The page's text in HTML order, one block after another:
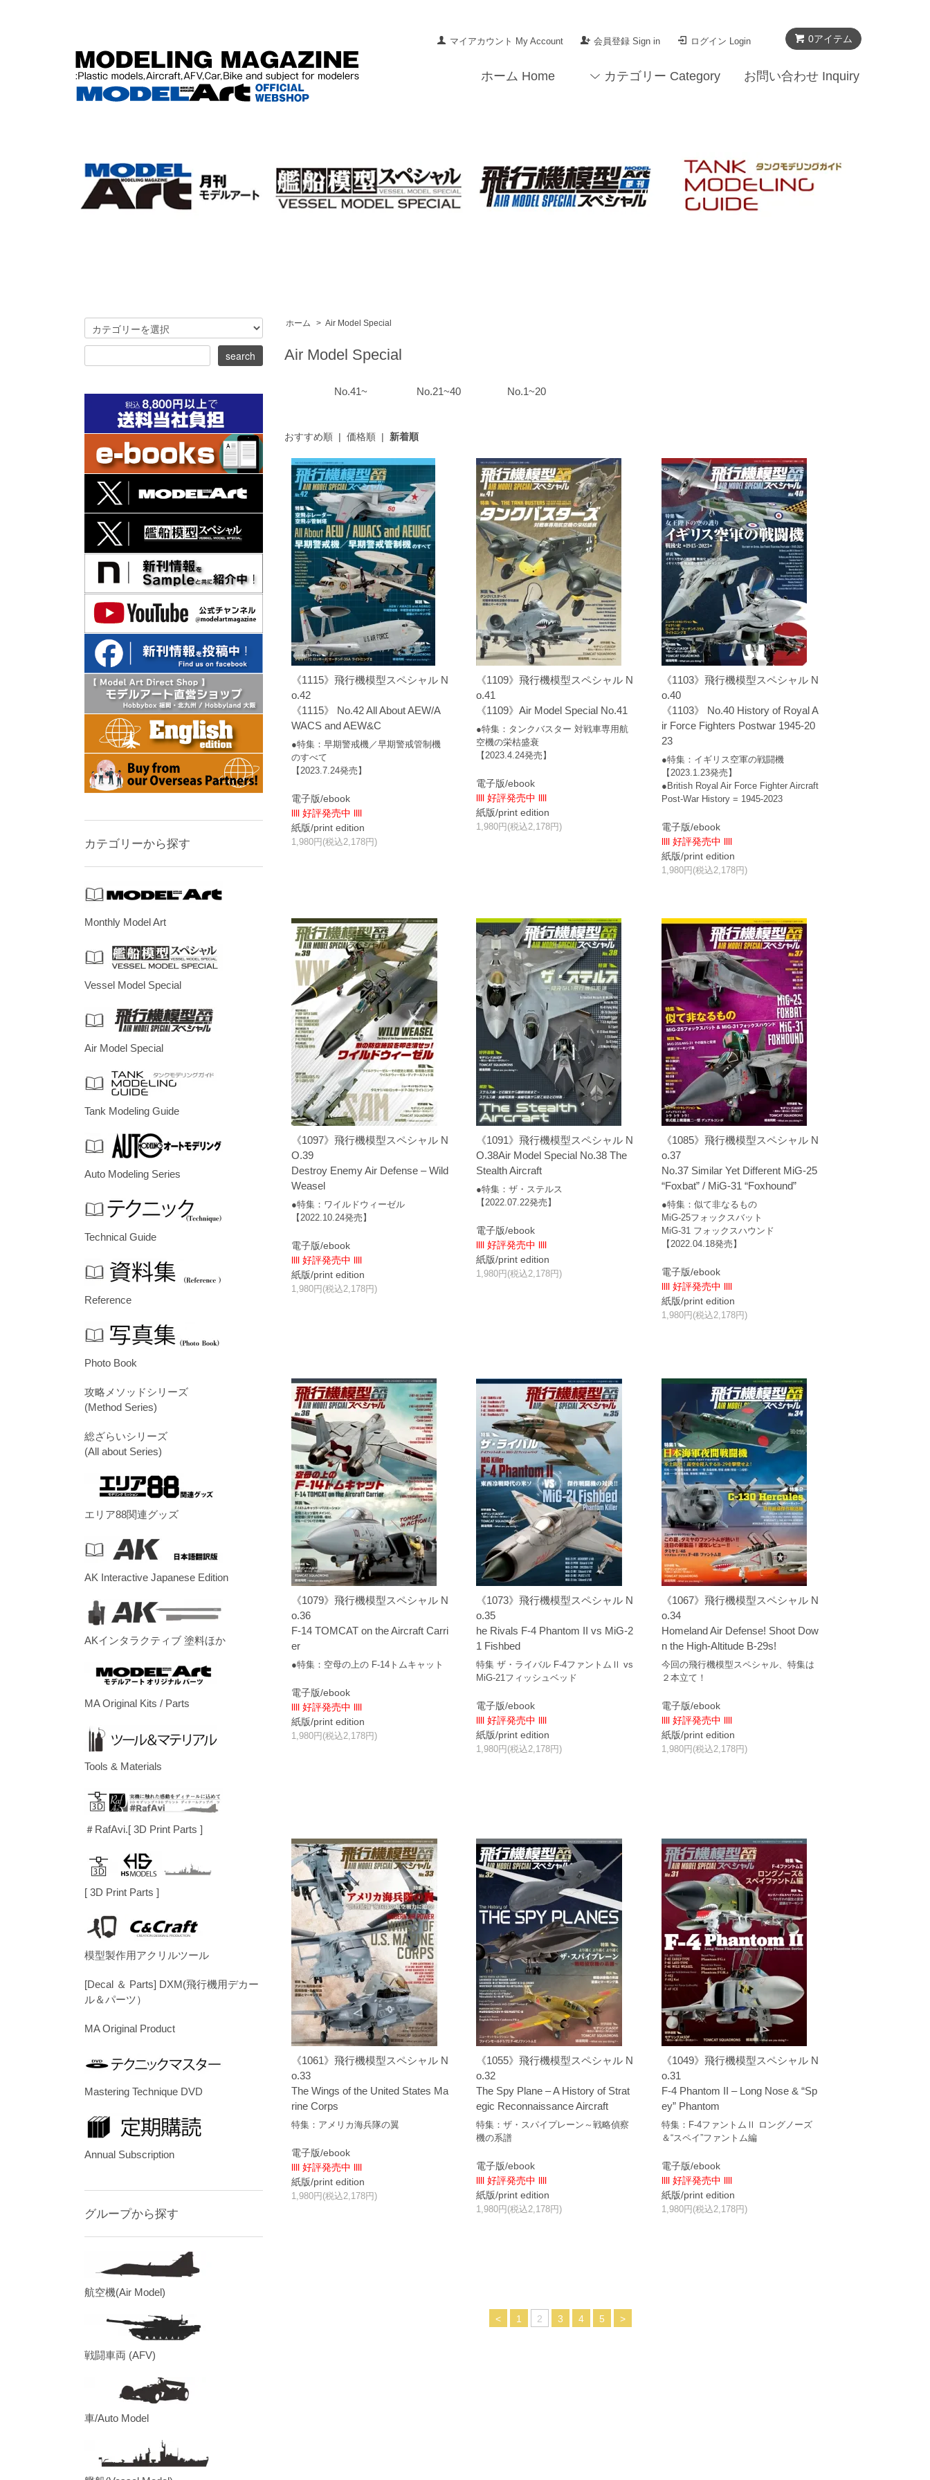
0アイテム
マイアカウント My Account 会員登録 Sign in ログイン Login
ホーム Home カテゴリー Category お問い合わせ Inquiry
ホーム > Air Model Special
Air Model Special
No.41~ No.21~40 No.1~20
おすすめ順| 価格順| 新着順
《1115》飛行機模型スペシャル N
o.42
《1115》 No.42 All About AEW/A
WACS and AEW&C
●特集：早期警戒機／早期警戒管制機
のすべて
【2023.7.24発売】
電子版/ebook
llll 好評発売中 llll
紙版/print edition
1,980円(税込2,178円)
《1109》飛行機模型スペシャル N
o.41
《1109》Air Model Special No.41
●特集：タンクバスター 対戦車専用航
空機の栄枯盛衰
【2023.4.24発売】
電子版/ebook
llll 好評発売中 llll
紙版/print edition
1,980円(税込2,178円)
《1103》飛行機模型スペシャル N
o.40
《1103》 No.40 History of Royal A
ir Force Fighters Postwar 1945-20
23
●特集：イギリス空軍の戦闘機
【2023.1.23発売】
●British Royal Air Force Fighter Aircraft
Post-War History = 1945-2023
電子版/ebook
llll 好評発売中 llll
紙版/print edition
1,980円(税込2,178円)
《1097》飛行機模型スペシャル N
O.39
Destroy Enemy Air Defense – Wild
Weasel
●特集：ワイルドウィーゼル
【2022.10.24発売】
電子版/ebook
llll 好評発売中 llll
紙版/print edition
1,980円(税込2,178円)
《1091》飛行機模型スペシャル N
O.38Air Model Special No.38 The
Stealth Aircraft
●特集：ザ・ステルス
【2022.07.22発売】
電子版/ebook
llll 好評発売中 llll
紙版/print edition
1,980円(税込2,178円)
《1085》飛行機模型スペシャル N
o.37
No.37 Similar Yet Different MiG-25
“Foxbat” / MiG-31 “Foxhound”
●特集：似て非なるもの
MiG-25フォックスバット
MiG-31 フォックスハウンド
【2022.04.18発売】
電子版/ebook
llll 好評発売中 llll
紙版/print edition
1,980円(税込2,178円)
《1079》飛行機模型スペシャル N
o.36
F-14 TOMCAT on the Aircraft Carri
er
●特集：空母の上の F-14トムキャット
電子版/ebook
llll 好評発売中 llll
紙版/print edition
1,980円(税込2,178円)
《1073》飛行機模型スペシャル N
o.35
he Rivals F-4 Phantom II vs MiG-2
1 Fishbed
特集 ザ・ライバル F-4ファントムⅡ vs
MiG-21フィッシュベッド
電子版/ebook
llll 好評発売中 llll
紙版/print edition
1,980円(税込2,178円)
《1067》飛行機模型スペシャル N
o.34
Homeland Air Defense! Shoot Dow
n the High-Altitude B-29s!
今回の飛行機模型スペシャル、特集は
２本立て！
電子版/ebook
llll 好評発売中 llll
紙版/print edition
1,980円(税込2,178円)
《1061》飛行機模型スペシャル N
o.33
The Wings of the United States Ma
rine Corps
特集：アメリカ海兵隊の翼
電子版/ebook
llll 好評発売中 llll
紙版/print edition
1,980円(税込2,178円)
《1055》飛行機模型スペシャル N
o.32
The Spy Plane – A History of Strat
egic Reconnaissance Aircraft
特集：ザ・スパイプレーン～戦略偵察
機の系譜
電子版/ebook
llll 好評発売中 llll
紙版/print edition
1,980円(税込2,178円)
《1049》飛行機模型スペシャル N
o.31
F-4 Phantom II – Long Nose & “Sp
ey” Phantom
特集：F-4ファントムⅡ ロングノーズ
＆“スペイ”ファントム編
電子版/ebook
llll 好評発売中 llll
紙版/print edition
1,980円(税込2,178円)
< 1 2 3 4 5 >
カテゴリーから探す
Monthly Model Art
Vessel Model Special
Air Model Special
Tank Modeling Guide
Auto Modeling Series
Technical Guide
Reference
Photo Book
攻略メソッドシリーズ
(Method Series)
総ざらいシリーズ
(All about Series)
エリア88関連グッズ
AK Interactive Japanese Edition
AKインタラクティブ 塗料ほか
MA Original Kits / Parts
Tools & Materials
＃RafAvi.[ 3D Print Parts ]
[ 3D Print Parts ]
模型製作用アクリルツール
[Decal ＆ Parts] DXM(飛行機用デカー
ル＆パーツ）
MA Original Product
Mastering Technique DVD
Annual Subscription
グループから探す
航空機(Air Model)
戦闘車両 (AFV)
車/Auto Model